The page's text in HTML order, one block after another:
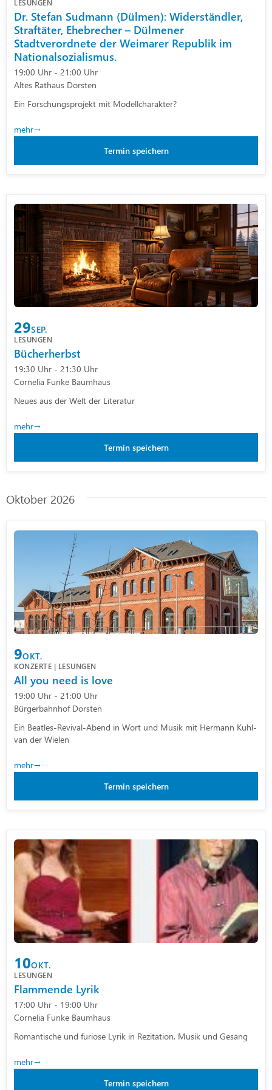
LESUNGEN
Dr. Stefan Sudmann (Dülmen): Widerständler,
Straftäter, Ehebrecher – Dülmener
Stadtverordnete der Weimarer Republik im
Nationalsozialismus.
19:00 Uhr - 21:00 Uhr
Altes Rathaus Dorsten
Ein Forschungsprojekt mit Modellcharakter?
mehr
Termin speichern
29SEP.
LESUNGEN
Bücherherbst
19:30 Uhr - 21:30 Uhr
Cornelia Funke Baumhaus
Neues aus der Welt der Literatur
mehr
Termin speichern
Oktober 2026
9OKT.
KONZERTE | LESUNGEN
All you need is love
19:00 Uhr - 21:00 Uhr
Bürgerbahnhof Dorsten
Ein Beatles-Revival-Abend in Wort und Musik mit Hermann Kuhl-
van der Wielen
mehr
Termin speichern
10OKT.
LESUNGEN
Flammende Lyrik
17:00 Uhr - 19:00 Uhr
Cornelia Funke Baumhaus
Romantische und furiose Lyrik in Rezitation, Musik und Gesang
mehr
Termin speichern